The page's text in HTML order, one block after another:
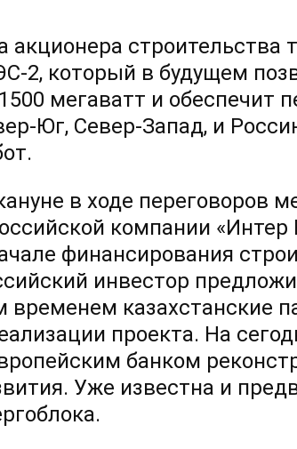
акционера строительства
2,который в будущем
мегаватт и обеспечит
Юг,Север-Запад, и
в ходе переговоров
компании
финансирования
инвестор
временем казахстанские
проекта. На
банком
Уже известна и